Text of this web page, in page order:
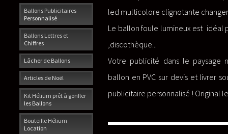
Ballons Publicitaires
Personnalisé
Ballons Lettres et
Chiffres
Lâcher de Ballons
Articles de Noël
Kit Hélium prêt à gonfler
les Ballons
Bouteille Hélium
Location
led multicolore clignotante
Le ballon foule lumineux est idéal
,discothèque...
Votre publicité dans le paysage
ballon en PVC sur devis et livrer
publicitaire personnalisé ! Original